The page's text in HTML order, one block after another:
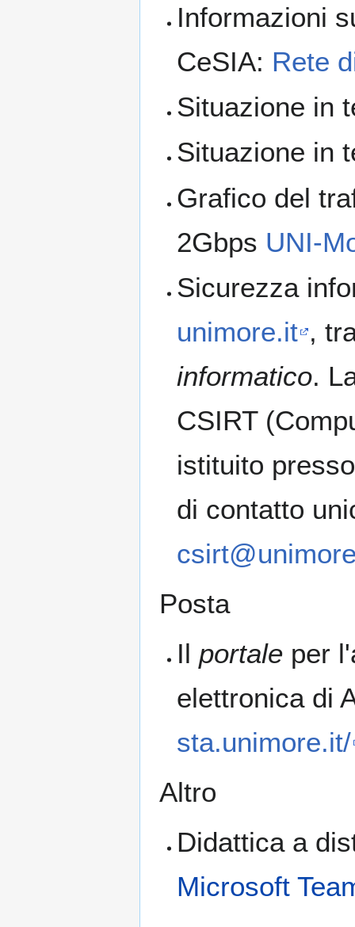
Informazioni
CeSIA: Rete
Situazione in
Situazione in
Grafico del
2Gbps UNI-
Sicurezza
unimore.it ,
informatico.
CSIRT
istituito
di contatto
Posta
Ilportale per
elettronica di
sta.unimore.it/
Altro
Didattica a
Microsoft